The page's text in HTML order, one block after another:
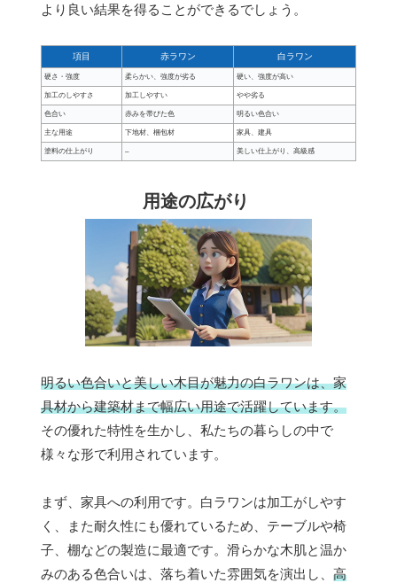
より良い結果を得ることができるでしょう。
項目 赤ラワン 白ラワン
硬さ・強度 柔らかい、強度が劣る 硬い、強度が高い
加工のしやすさ 加工しやすい やや劣る
色合い 赤みを帯びた色 明るい色合い
主な用途 下地材、梱包材 家具、建具
塗料の仕上がり – 美しい仕上がり、高級感
用途の広がり
明るい色合いと美しい木目が魅力の白ラワンは、家
具材から建築材まで幅広い用途で活躍しています。
その優れた特性を生かし、私たちの暮らしの中で
様々な形で利用されています。
まず、家具への利用です。白ラワンは加工がしやす
く、また耐久性にも優れているため、テーブルや椅
子、棚などの製造に最適です。滑らかな木肌と温か
みのある色合いは、落ち着いた雰囲気を演出し、 高